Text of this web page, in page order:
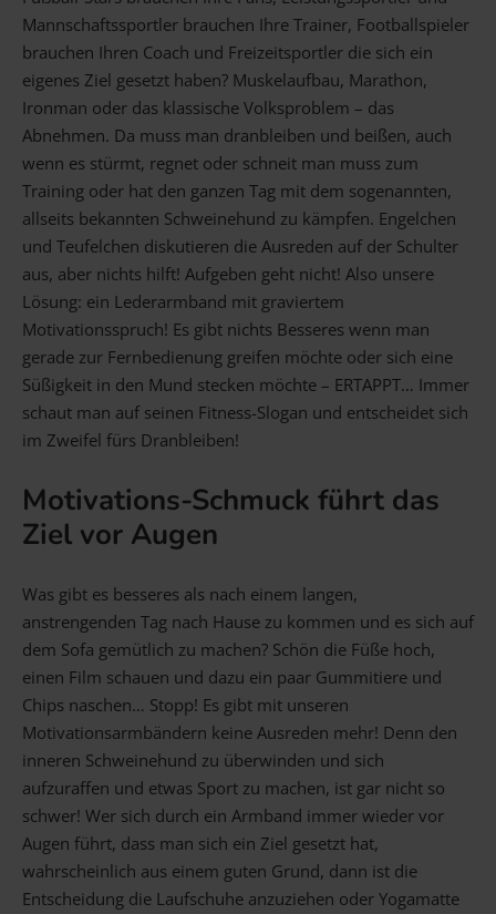
Mannschaftssportler brauchen Ihre Trainer, Footballspieler
brauchen Ihren Coach und Freizeitsportler die sich ein
eigenes Ziel gesetzt haben? Muskelaufbau, Marathon,
Ironman oder das klassische Volksproblem – das
Abnehmen. Da muss man dranbleiben und beißen, auch
wenn es stürmt, regnet oder schneit man muss zum
Training oder hat den ganzen Tag mit dem sogenannten,
allseits bekannten Schweinehund zu kämpfen. Engelchen
und Teufelchen diskutieren die Ausreden auf der Schulter
aus, aber nichts hilft! Aufgeben geht nicht! Also unsere
Lösung: ein Lederarmband mit graviertem
Motivationsspruch! Es gibt nichts Besseres wenn man
gerade zur Fernbedienung greifen möchte oder sich eine
Süßigkeit in den Mund stecken möchte – ERTAPPT… Immer
schaut man auf seinen Fitness-Slogan und entscheidet sich
im Zweifel fürs Dranbleiben!
Motivations-Schmuck führt das
Ziel vor Augen
Was gibt es besseres als nach einem langen,
anstrengenden Tag nach Hause zu kommen und es sich auf
dem Sofa gemütlich zu machen? Schön die Füße hoch,
einen Film schauen und dazu ein paar Gummitiere und
Chips naschen… Stopp! Es gibt mit unseren
Motivationsarmbändern keine Ausreden mehr! Denn den
inneren Schweinehund zu überwinden und sich
aufzuraffen und etwas Sport zu machen, ist gar nicht so
schwer! Wer sich durch ein Armband immer wieder vor
Augen führt, dass man sich ein Ziel gesetzt hat,
wahrscheinlich aus einem guten Grund, dann ist die
Entscheidung die Laufschuhe anzuziehen oder Yogamatte